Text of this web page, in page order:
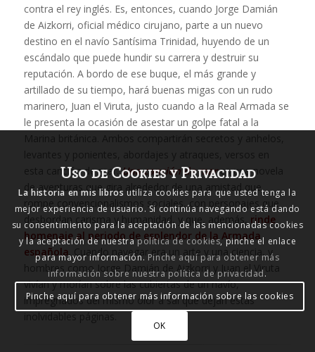
contra el rey inglés. Es, entonces, cuando Jorge Damián
de Aizkorri, oficial médico cirujano, parte a un nuevo
destino en el navío Santísima Trinidad, huyendo de un
escándalo que puede hundir su carrera y destruir su
reputación. A bordo de ese buque, el más grande y
artillado de su tiempo, hará buenas migas con un rudo
marinero, Juan el Viruta, justo cuando a la Real Armada se
le presenta la ocasión de asestar un golpe fatal a la
esta canción de mar.Una canción de mar es una novela
de aventuras que gira alrededor de una amistad que
rompe convencionalismos sociales, con personajes que
desbordan carisma y humanidad, y que, además, rinde
homenaje al periodo de esplendor de la Armada
española . Cuando navegar era un arte y una ciencia, y
hombres como Jorge Damián de Aizkorri y Juan el Viruta
vivían y morían sobre las cubiertas de un navío,
impregnados del mismo olor a sal que dejan estas
Uso de Cookies y Privacidad
La historia en mis libros utiliza cookies para que usted tenga la
mejor experiencia de usuario. Si continúa navegando está dando
su consentimiento para la aceptación de las mencionadas cookies
y la aceptación de nuestrapolítica de cookies, pinche el enlace
para mayor información. Pinche aquí para obtener más
información sobre nuestra política de privacidad.
Pinche aquí para obtener más información sobre las cookies
OK